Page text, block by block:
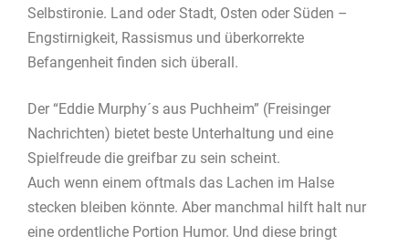
Selbstironie. Land oder Stadt, Osten oder Süden –
Engstirnigkeit, Rassismus und überkorrekte
Befangenheit finden sich überall.
Der “Eddie Murphy´s aus Puchheim” (Freisinger
Nachrichten) bietet beste Unterhaltung und eine
Spielfreude die greifbar zu sein scheint.
Auch wenn einem oftmals das Lachen im Halse
stecken bleiben könnte. Aber manchmal hilft halt nur
eine ordentliche Portion Humor. Und diese bringt